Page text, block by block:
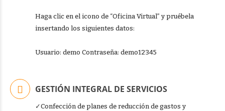
Haga clic en el icono de “Oficina Virtual” y pruébela
insertando los siguientes datos:
Usuario: demo Contraseña: demo12345
GESTIÓN INTEGRAL DE SERVICIOS
✓Confección de planes de reducción de gastos y